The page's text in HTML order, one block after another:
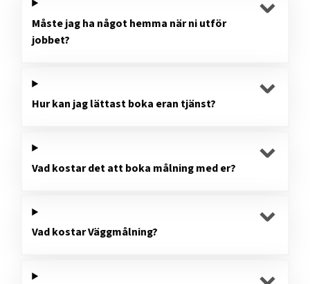
Måste jag ha något hemma när ni utför
jobbet?
Hur kan jag lättast boka eran tjänst?
Vad kostar det att boka målning med er?
Vad kostar Väggmålning?